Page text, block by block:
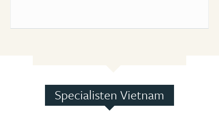
Specialisten Vietnam